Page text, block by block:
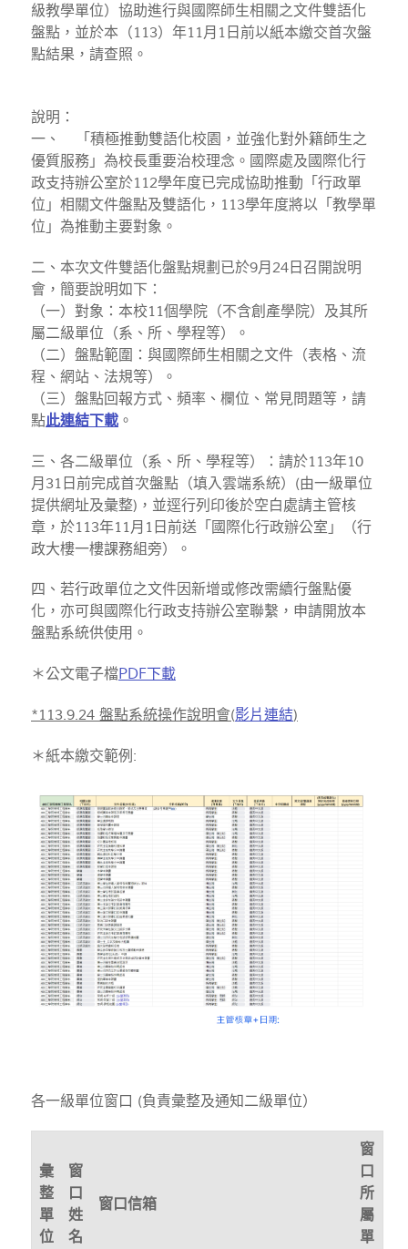
級教學單位）協助進行與國際師生相關之文件雙語化
盤點，並於本（113）年11月1日前以紙本繳交首次盤
點結果，請查照。
說明：
一、 「積極推動雙語化校園，並強化對外籍師生之
優質服務」為校長重要治校理念。國際處及國際化行
政支持辦公室於112學年度已完成協助推動「行政單
位」相關文件盤點及雙語化，113學年度將以「教學單
位」為推動主要對象。
二、本次文件雙語化盤點規劃已於9月24日召開說明
會，簡要說明如下：
（一）對象：本校11個學院（不含創產學院）及其所
屬二級單位（系、所、學程等）。
（二）盤點範圍：與國際師生相關之文件（表格、流
程、網站、法規等）。
（三）盤點回報方式、頻率、欄位、常見問題等，請
點此連結下載 。
三、各二級單位（系、所、學程等）：請於113年10
月31日前完成首次盤點（填入雲端系統）(由一級單位
提供網址及彙整)，並逕行列印後於空白處請主管核
章，於113年11月1日前送「國際化行政辦公室」（行
政大樓一樓課務組旁）。
四、若行政單位之文件因新增或修改需續行盤點優
化，亦可與國際化行政支持辦公室聯繫，申請開放本
盤點系統供使用。
＊公文電子檔PDF下載
*113.9.24 盤點系統操作說明會(影片連結)
＊紙本繳交範例:
各一級單位窗口 (負責彙整及通知二級單位）
彙
整
單
位
窗
口
姓
名
窗口信箱
窗
口
所
屬
單